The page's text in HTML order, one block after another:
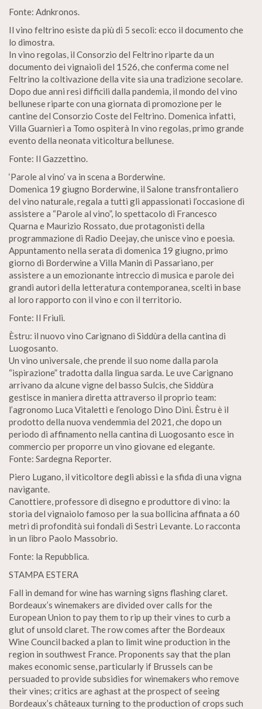
Fonte: Adnkronos.
Il vino feltrino esiste da più di 5 secoli: ecco il documento che
lo dimostra.
In vino regolas, il Consorzio del Feltrino riparte da un
documento dei vignaioli del 1526, che conferma come nel
Feltrino la coltivazione della vite sia una tradizione secolare.
Dopo due anni resi difficili dalla pandemia, il mondo del vino
bellunese riparte con una giornata di promozione per le
cantine del Consorzio Coste del Feltrino. Domenica infatti,
Villa Guarnieri a Tomo ospiterà In vino regolas, primo grande
evento della neonata viticoltura bellunese.
Fonte: Il Gazzettino.
‘Parole al vino’ va in scena a Borderwine.
Domenica 19 giugno Borderwine, il Salone transfrontaliero
del vino naturale, regala a tutti gli appassionati l’occasione di
assistere a “Parole al vino”, lo spettacolo di Francesco
Quarna e Maurizio Rossato, due protagonisti della
programmazione di Radio Deejay, che unisce vino e poesia.
Appuntamento nella serata di domenica 19 giugno, primo
giorno di Borderwine a Villa Manin di Passariano, per
assistere a un emozionante intreccio di musica e parole dei
grandi autori della letteratura contemporanea, scelti in base
al loro rapporto con il vino e con il territorio.
Fonte: Il Friuli.
Èstru: il nuovo vino Carignano di Siddùra della cantina di
Luogosanto.
Un vino universale, che prende il suo nome dalla parola
“ispirazione” tradotta dalla lingua sarda. Le uve Carignano
arrivano da alcune vigne del basso Sulcis, che Siddùra
gestisce in maniera diretta attraverso il proprio team:
l’agronomo Luca Vitaletti e l’enologo Dino Dini. Èstru è il
prodotto della nuova vendemmia del 2021, che dopo un
periodo di affinamento nella cantina di Luogosanto esce in
commercio per proporre un vino giovane ed elegante.
Fonte: Sardegna Reporter.
Piero Lugano, il viticoltore degli abissi e la sfida di una vigna
navigante.
Canottiere, professore di disegno e produttore di vino: la
storia del vignaiolo famoso per la sua bollicina affinata a 60
metri di profondità sui fondali di Sestri Levante. Lo racconta
in un libro Paolo Massobrio.
Fonte: la Repubblica.
STAMPA ESTERA
Fall in demand for wine has warning signs flashing claret.
Bordeaux’s winemakers are divided over calls for the
European Union to pay them to rip up their vines to curb a
glut of unsold claret. The row comes after the Bordeaux
Wine Council backed a plan to limit wine production in the
region in southwest France. Proponents say that the plan
makes economic sense, particularly if Brussels can be
persuaded to provide subsidies for winemakers who remove
their vines; critics are aghast at the prospect of seeing
Bordeaux’s châteaux turning to the production of crops such